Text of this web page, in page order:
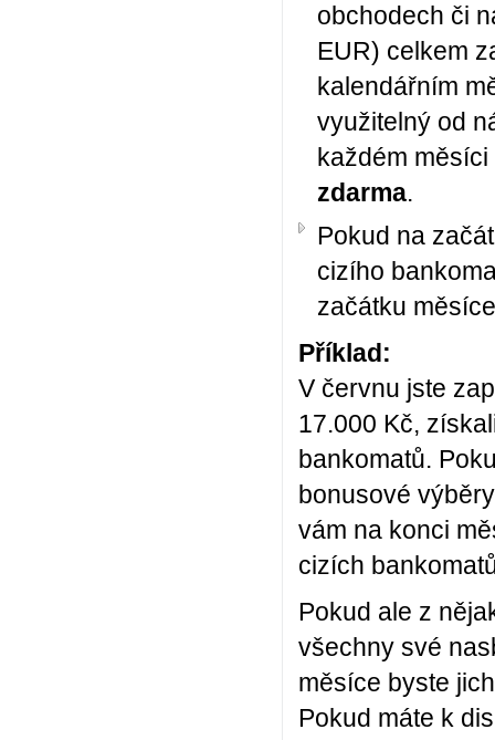
obchodech či
EUR) celkem
kalendářním
využitelný od
každém
zdarma.
Pokud na
cizího
začátku
Příklad:
V červnu jste
17.000 Kč,
bankomatů.
bonusové
vám na konci
cizích
Pokud ale z
všechny své
měsíce byste
Pokud máte k